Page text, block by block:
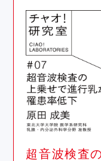
超音波検査